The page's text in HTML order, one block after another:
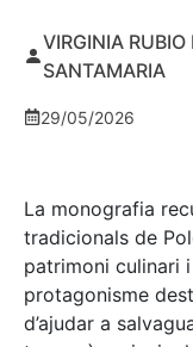
VIRGINIA
SANTAMARIA
29/05/2026
La monografia
tradicionals de
patrimoni culinari
protagonisme
d’ajudar a